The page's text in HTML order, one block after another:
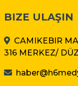
BIZE ULAŞIN
CAMIKEBIR
316 MERKEZ/